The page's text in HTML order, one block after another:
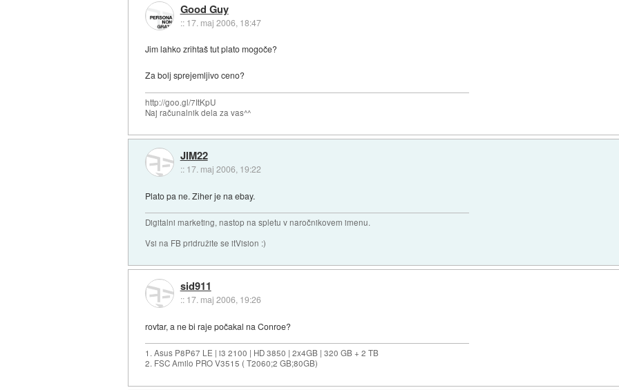
Good Guy
:: 17. maj 2006, 18:47
Jim lahko zrihtaš tut plato mogoče?
Za bolj sprejemljivo ceno?
http://goo.gl/7ItKpU
Naj računalnik dela za vas^^
JIM22
:: 17. maj 2006, 19:22
Plato pa ne. Ziher je na ebay.
Digitalni marketing, nastop na spletu v naročnikovem imenu.
Vsi na FB pridružite se itVision :)
sid911
:: 17. maj 2006, 19:26
rovtar, a ne bi raje počakal na Conroe?
1. Asus P8P67 LE | i3 2100 | HD 3850 | 2x4GB | 320 GB + 2 TB
2. FSC Amilo PRO V3515 ( T2060;2 GB;80GB)